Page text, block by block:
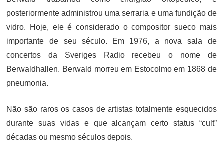
posteriormente administrou uma serraria e uma fundição de
vidro. Hoje, ele é considerado o compositor sueco mais
importante de seu século. Em 1976, a nova sala de
concertos da Sveriges Radio recebeu o nome de
Berwaldhallen. Berwald morreu em Estocolmo em 1868 de
pneumonia.
Não são raros os casos de artistas totalmente esquecidos
durante suas vidas e que alcançam certo status “cult”
décadas ou mesmo séculos depois.